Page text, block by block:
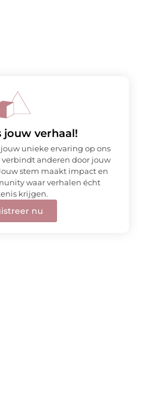
jouw verhaal!
unieke ervaring op ons
anderen door jouw
stem maakt impact en
waar verhalen écht
krijgen.
nu